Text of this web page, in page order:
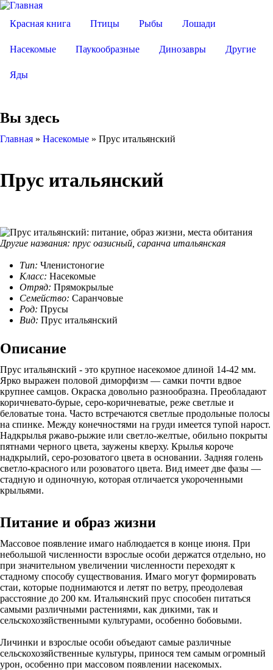
Красная книга Птицы Рыбы Лошади
Насекомые Паукообразные Динозавры Другие
Яды
Вы здесь
Главная » Насекомые » Прус итальянский
Прус итальянский
Другие названия:​ прус оазисный, саранча итальянская
Тип: Членистоногие
Класс: Насекомые
Отряд: Прямокрылые
Семейство: Саранчовые
Род: Прусы
Вид: Прус итальянский
Описание
Прус итальянский - это крупное насекомое длиной 14-42 мм.
Ярко выражен половой диморфизм — самки почти вдвое
крупнее самцов. Окраска довольно разнообразна. Преобладают
коричневато-бурые, серо-коричневатые, реже светлые и
беловатые тона. Часто встречаются светлые продольные полосы
на спинке. Между конечностями на груди имеется тупой нарост.
Надкрылья ржаво-рыжие или светло-желтые, обильно покрыты
пятнами черного цвета, заужены кверху. Крылья короче
надкрылий, серо-розоватого цвета в основании. Задняя голень
светло-красного или розоватого цвета. Вид имеет две фазы —
стадную и одиночную, которая отличается укороченными
крыльями.
Питание и образ жизни
Массовое появление имаго наблюдается в конце июня. При
небольшой численности взрослые особи держатся отдельно, но
при значительном увеличении численности переходят к
стадному способу существования. Имаго могут формировать
стаи, которые поднимаются и летят по ветру, преодолевая
расстояние до 200 км. Итальянский прус способен питаться
самыми различными растениями, как дикими, так и
сельскохозяйственными культурами, особенно бобовыми.
Личинки и взрослые особи объедают самые различные
сельскохозяйственные культуры, принося тем самым огромный
урон, особенно при массовом появлении насекомых.